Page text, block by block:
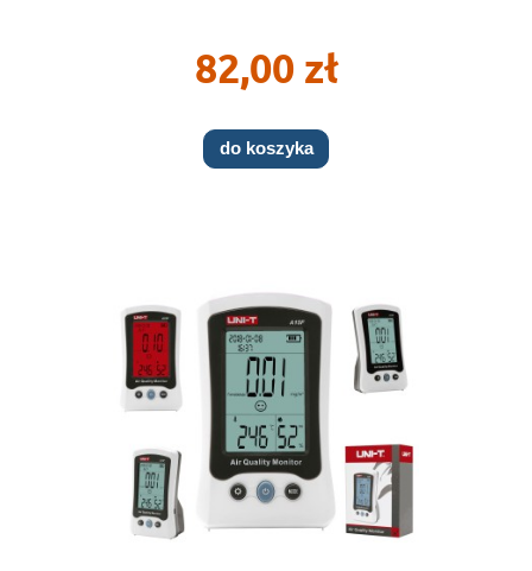
82,00 zł
do koszyka